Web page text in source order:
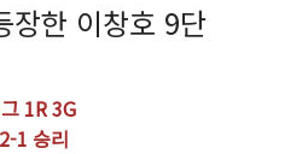
장한 이창호 9단
1R 3G
1 승리